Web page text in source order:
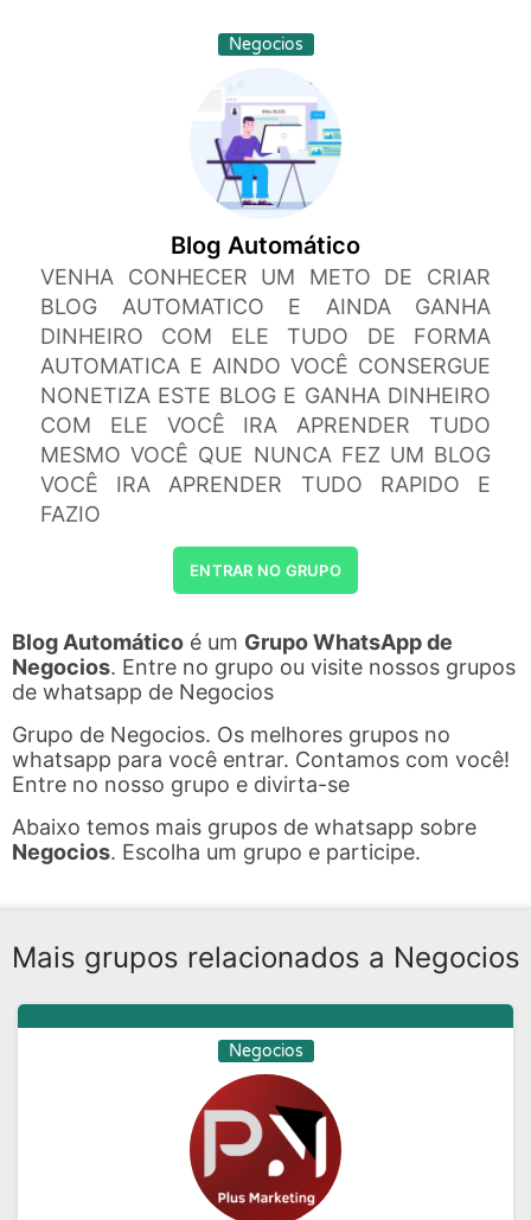
Negocios
Blog Automático
VENHA CONHECER UM METO DE CRIAR
BLOG AUTOMATICO E AINDA GANHA
DINHEIRO COM ELE TUDO DE FORMA
AUTOMATICA E AINDO VOCÊ CONSERGUE
NONETIZA ESTE BLOG E GANHA DINHEIRO
COM ELE VOCÊ IRA APRENDER TUDO
MESMO VOCÊ QUE NUNCA FEZ UM BLOG
VOCÊ IRA APRENDER TUDO RAPIDO E
FAZIO
ENTRAR NO GRUPO
Blog Automático é um Grupo WhatsApp de
Negocios. Entre no grupo ou visite nossos grupos
de whatsapp de Negocios
Grupo de Negocios. Os melhores grupos no
whatsapp para você entrar. Contamos com você!
Entre no nosso grupo e divirta-se
Abaixo temos mais grupos de whatsapp sobre
Negocios. Escolha um grupo e participe.
Mais grupos relacionados a Negocios
Negocios